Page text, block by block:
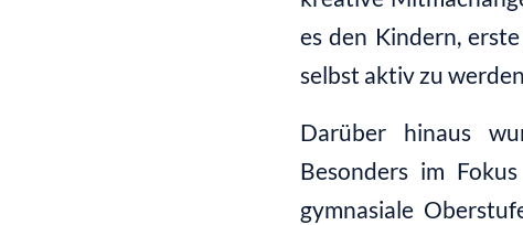
es den Kindern,
selbst aktiv zu
Darüber hinaus
Besonders im
gymnasiale